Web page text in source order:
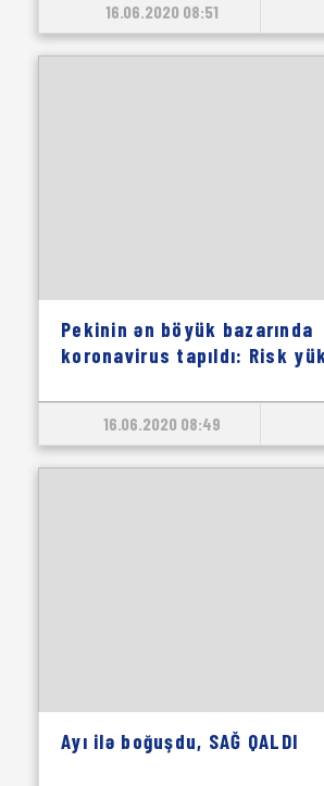
16.06.2020 08:51
Pekinin ən böyük bazarında
koronavirus tapıldı: Risk
16.06.2020 08:49
Ayı ilə boğuşdu, SAĞ QALDI